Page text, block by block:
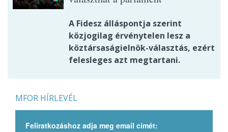
A Fidesz álláspontja szerint
közjogilag érvénytelen lesz a
köztársaságielnök-választás, ezért
felesleges azt megtartani.
MFOR HÍRLEVÉL
Feliratkozáshoz adja meg email címét: